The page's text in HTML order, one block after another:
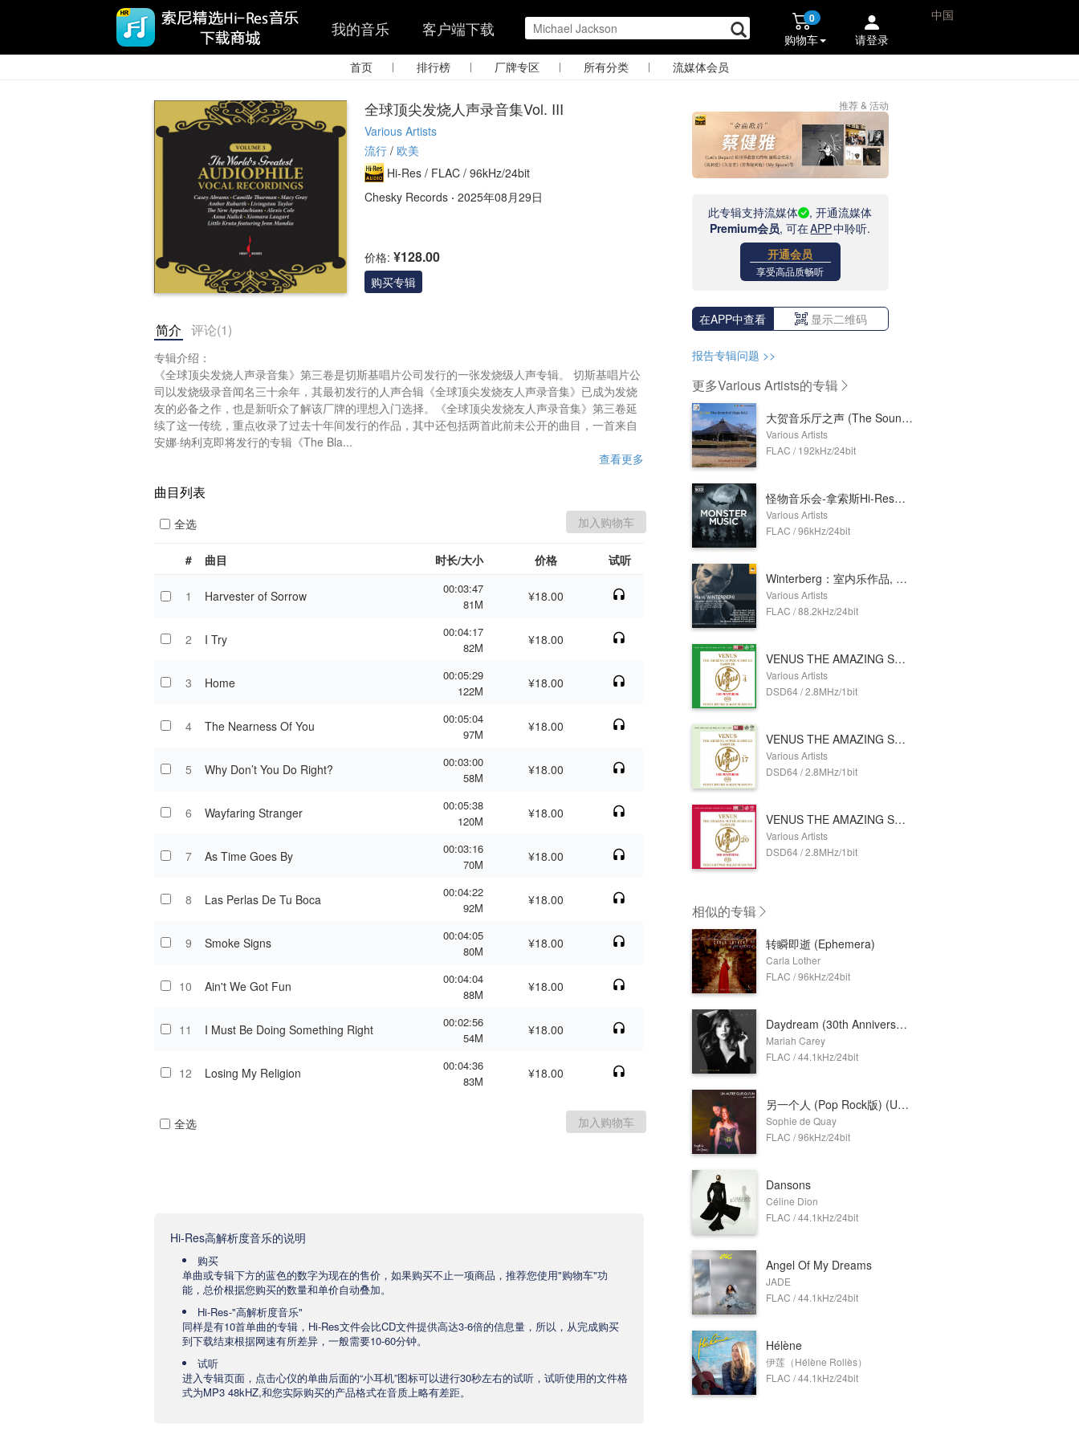
我的音乐 客户端下载 0
购物车 请登录
中国
首页 | 排行榜 | 厂牌专区 | 所有分类 | 流媒体会员
全球顶尖发烧人声录音集Vol. III
Various Artists
流行 / 欧美
Hi-Res / FLAC / 96kHz/24bit
Chesky Records · 2025年08月29日
价格: ¥128.00
购买专辑
简介 评论(1)
专辑介绍：
《全球顶尖发烧人声录音集》第三卷是切斯基唱片公司发行的一张发烧级人声专辑。 切斯基唱片公
司以发烧级录音闻名三十余年，其最初发行的人声合辑《全球顶尖发烧友人声录音集》已成为发烧
友的必备之作，也是新听众了解该厂牌的理想入门选择。《全球顶尖发烧友人声录音集》第三卷延
续了这一传统，重点收录了过去十年间发行的作品，其中还包括两首此前未公开的曲目，一首来自
安娜·纳利克即将发行的专辑《The Bla...
查看更多
曲目列表
全选
# 曲目 时长/大小 价格 试听
1 Harvester of Sorrow
00:03:47
81M
¥18.00
2 I Try
00:04:17
82M
¥18.00
3 Home
00:05:29
122M
¥18.00
4 The Nearness Of You
00:05:04
97M
¥18.00
5 Why Don’t You Do Right?
00:03:00
58M
¥18.00
6 Wayfaring Stranger
00:05:38
120M
¥18.00
7 As Time Goes By
00:03:16
70M
¥18.00
8 Las Perlas De Tu Boca
00:04:22
92M
¥18.00
9 Smoke Signs
00:04:05
80M
¥18.00
10 Ain't We Got Fun
00:04:04
88M
¥18.00
11 I Must Be Doing Something Right
00:02:56
54M
¥18.00
12 Losing My Religion
00:04:36
83M
¥18.00
全选
Hi-Res高解析度音乐的说明
购买
单曲或专辑下方的蓝色的数字为现在的售价，如果购买不止一项商品，推荐您使用"购物车"功
能，总价根据您购买的数量和单价自动叠加。
Hi-Res-"高解析度音乐"
同样是有10首单曲的专辑，Hi-Res文件会比CD文件提供高达3-6倍的信息量，所以，从完成购买
到下载结束根据网速有所差异，一般需要10-60分钟。
试听
进入专辑页面，点击心仪的单曲后面的“小耳机”图标可以进行30秒左右的试听，试听使用的文件格
式为MP3 48kHZ,和您实际购买的产品格式在音质上略有差距。
推荐 & 活动
此专辑支持流媒体
, 开通流媒体
Premium会员, 可在APP中聆听.
开通会员
享受高品质畅听
在APP中查看 显示二维码
报告专辑问题 >>
更多Various Artists的专辑
大贺音乐厅之声 (The Sound of Ohga Hall)
Various Artists
FLAC / 192kHz/24bit
怪物音乐会-拿索斯Hi-Res音乐特辑
Various Artists
FLAC / 96kHz/24bit
Winterberg：室内乐作品, Vol. 1
Various Artists
FLAC / 88.2kHz/24bit
VENUS THE AMAZING SUPER AUDIO CD SAMPLER Vol.4 (2.8MHz DSD)
Various Artists
DSD64 / 2.8MHz/1bit
VENUS THE AMAZING SUPER AUDIO CD SAMPLER Vol.17 (2.8MHz DSD)
Various Artists
DSD64 / 2.8MHz/1bit
VENUS THE AMAZING SUPER AUDIO CD SAMPLER Vol.20 (2.8MHz DSD)
Various Artists
DSD64 / 2.8MHz/1bit
相似的专辑
转瞬即逝 (Ephemera)
Carla Lother
FLAC / 96kHz/24bit
Daydream (30th Anniversary Edition)
Mariah Carey
FLAC / 44.1kHz/24bit
另一个人 (Pop Rock版) (Un autre quelqu'un)
Sophie de Quay
FLAC / 96kHz/24bit
Dansons
Céline Dion
FLAC / 44.1kHz/24bit
Angel Of My Dreams
JADE
FLAC / 44.1kHz/24bit
Hélène
伊莲（Hélène Rollès）
FLAC / 44.1kHz/24bit